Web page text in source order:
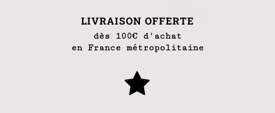
LIVRAISON OFFERTE
dès 100€ d'achat
en France métropolitaine
